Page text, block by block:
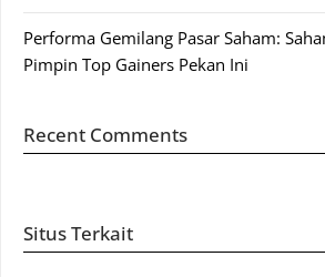
Performa Gemilang Pasar Saham:
Pimpin Top Gainers Pekan Ini
Recent Comments
Situs Terkait